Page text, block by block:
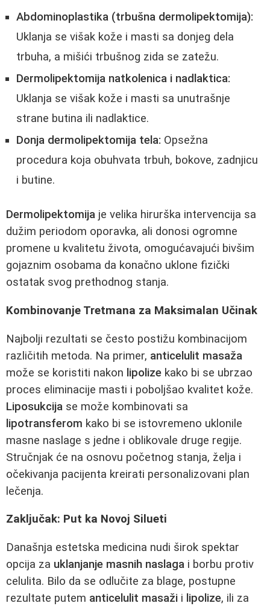
Abdominoplastika (trbušna dermolipektomija):
Uklanja se višak kože i masti sa donjeg dela
trbuha, a mišići trbušnog zida se zatežu.
Dermolipektomija natkolenica i nadlaktica:
Uklanja se višak kože i masti sa unutrašnje
strane butina ili nadlaktice.
Donja dermolipektomija tela: Opsežna
procedura koja obuhvata trbuh, bokove, zadnjicu
i butine.
Dermolipektomija je velika hirurška intervencija sa
dužim periodom oporavka, ali donosi ogromne
promene u kvalitetu života, omogućavajući bivšim
gojaznim osobama da konačno uklone fizički
ostatak svog prethodnog stanja.
Kombinovanje Tretmana za Maksimalan Učinak
Najbolji rezultati se često postižu kombinacijom
različitih metoda. Na primer, anticelulit masaža
može se koristiti nakon lipolize kako bi se ubrzao
proces eliminacije masti i poboljšao kvalitet kože.
Liposukcija se može kombinovati sa
lipotransferom kako bi se istovremeno uklonile
masne naslage s jedne i oblikovale druge regije.
Stručnjak će na osnovu početnog stanja, želja i
očekivanja pacijenta kreirati personalizovani plan
lečenja.
Zaključak: Put ka Novoj Silueti
Današnja estetska medicina nudi širok spektar
opcija za uklanjanje masnih naslaga i borbu protiv
celulita. Bilo da se odlučite za blage, postupne
rezultate putem anticelulit masaži i lipolize, ili za